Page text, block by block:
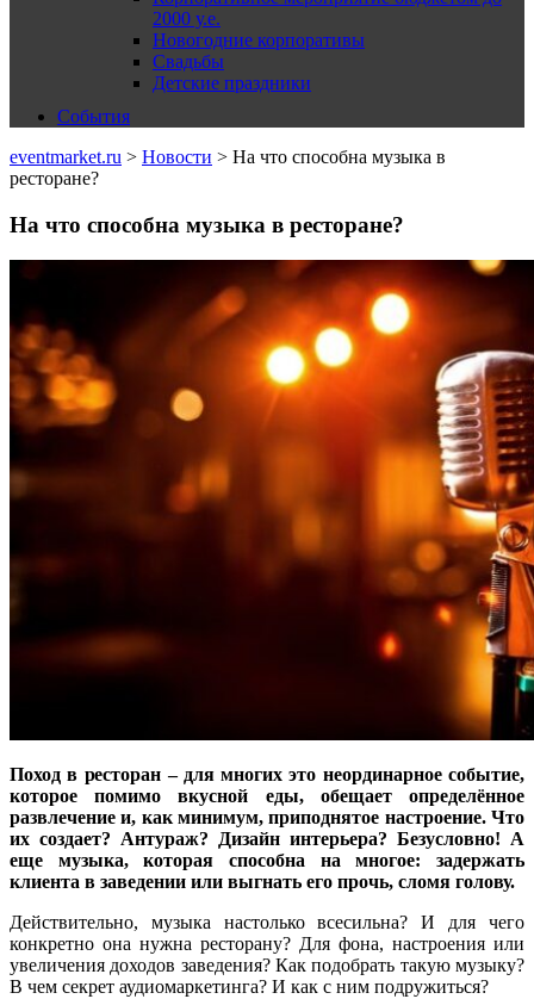
2000 у.е.
Новогодние корпоративы
Свадьбы
Детские праздники
События
eventmarket.ru > Новости > На что способна музыка в
ресторане?
На что способна музыка в ресторане?
Поход в ресторан – для многих это неординарное событие,
которое помимо вкусной еды, обещает определённое
развлечение и, как минимум, приподнятое настроение. Что
их создает? Антураж? Дизайн интерьера? Безусловно! А
еще музыка, которая способна на многое: задержать
клиента в заведении или выгнать его прочь, сломя голову.
Действительно, музыка настолько всесильна? И для чего
конкретно она нужна ресторану? Для фона, настроения или
увеличения доходов заведения? Как подобрать такую музыку?
В чем секрет аудиомаркетинга? И как с ним подружиться?